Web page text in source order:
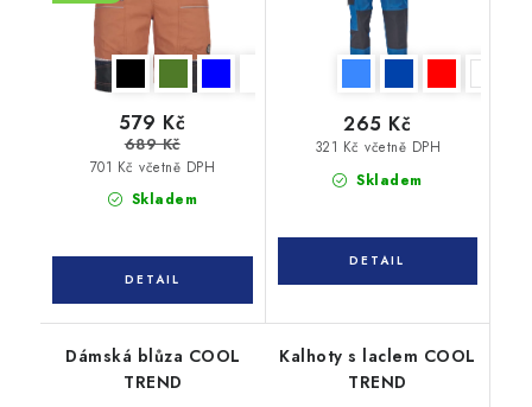
Skladem
701 Kč včetně DPH
579 Kč
689 Kč
Skladem
321 Kč včetně DPH
265 Kč
Dámská blůza COOL
TREND
Kalhoty s laclem COOL
TREND